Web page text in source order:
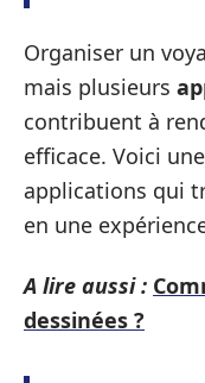
Organiser un
mais plusieurs
contribuent à
efficace. Voici
applications qui
en une
A lire aussi :
dessinées ?